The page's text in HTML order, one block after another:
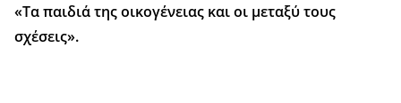
«Τα παιδιά της οικογένειας και οι μεταξύ τους
σχέσεις».